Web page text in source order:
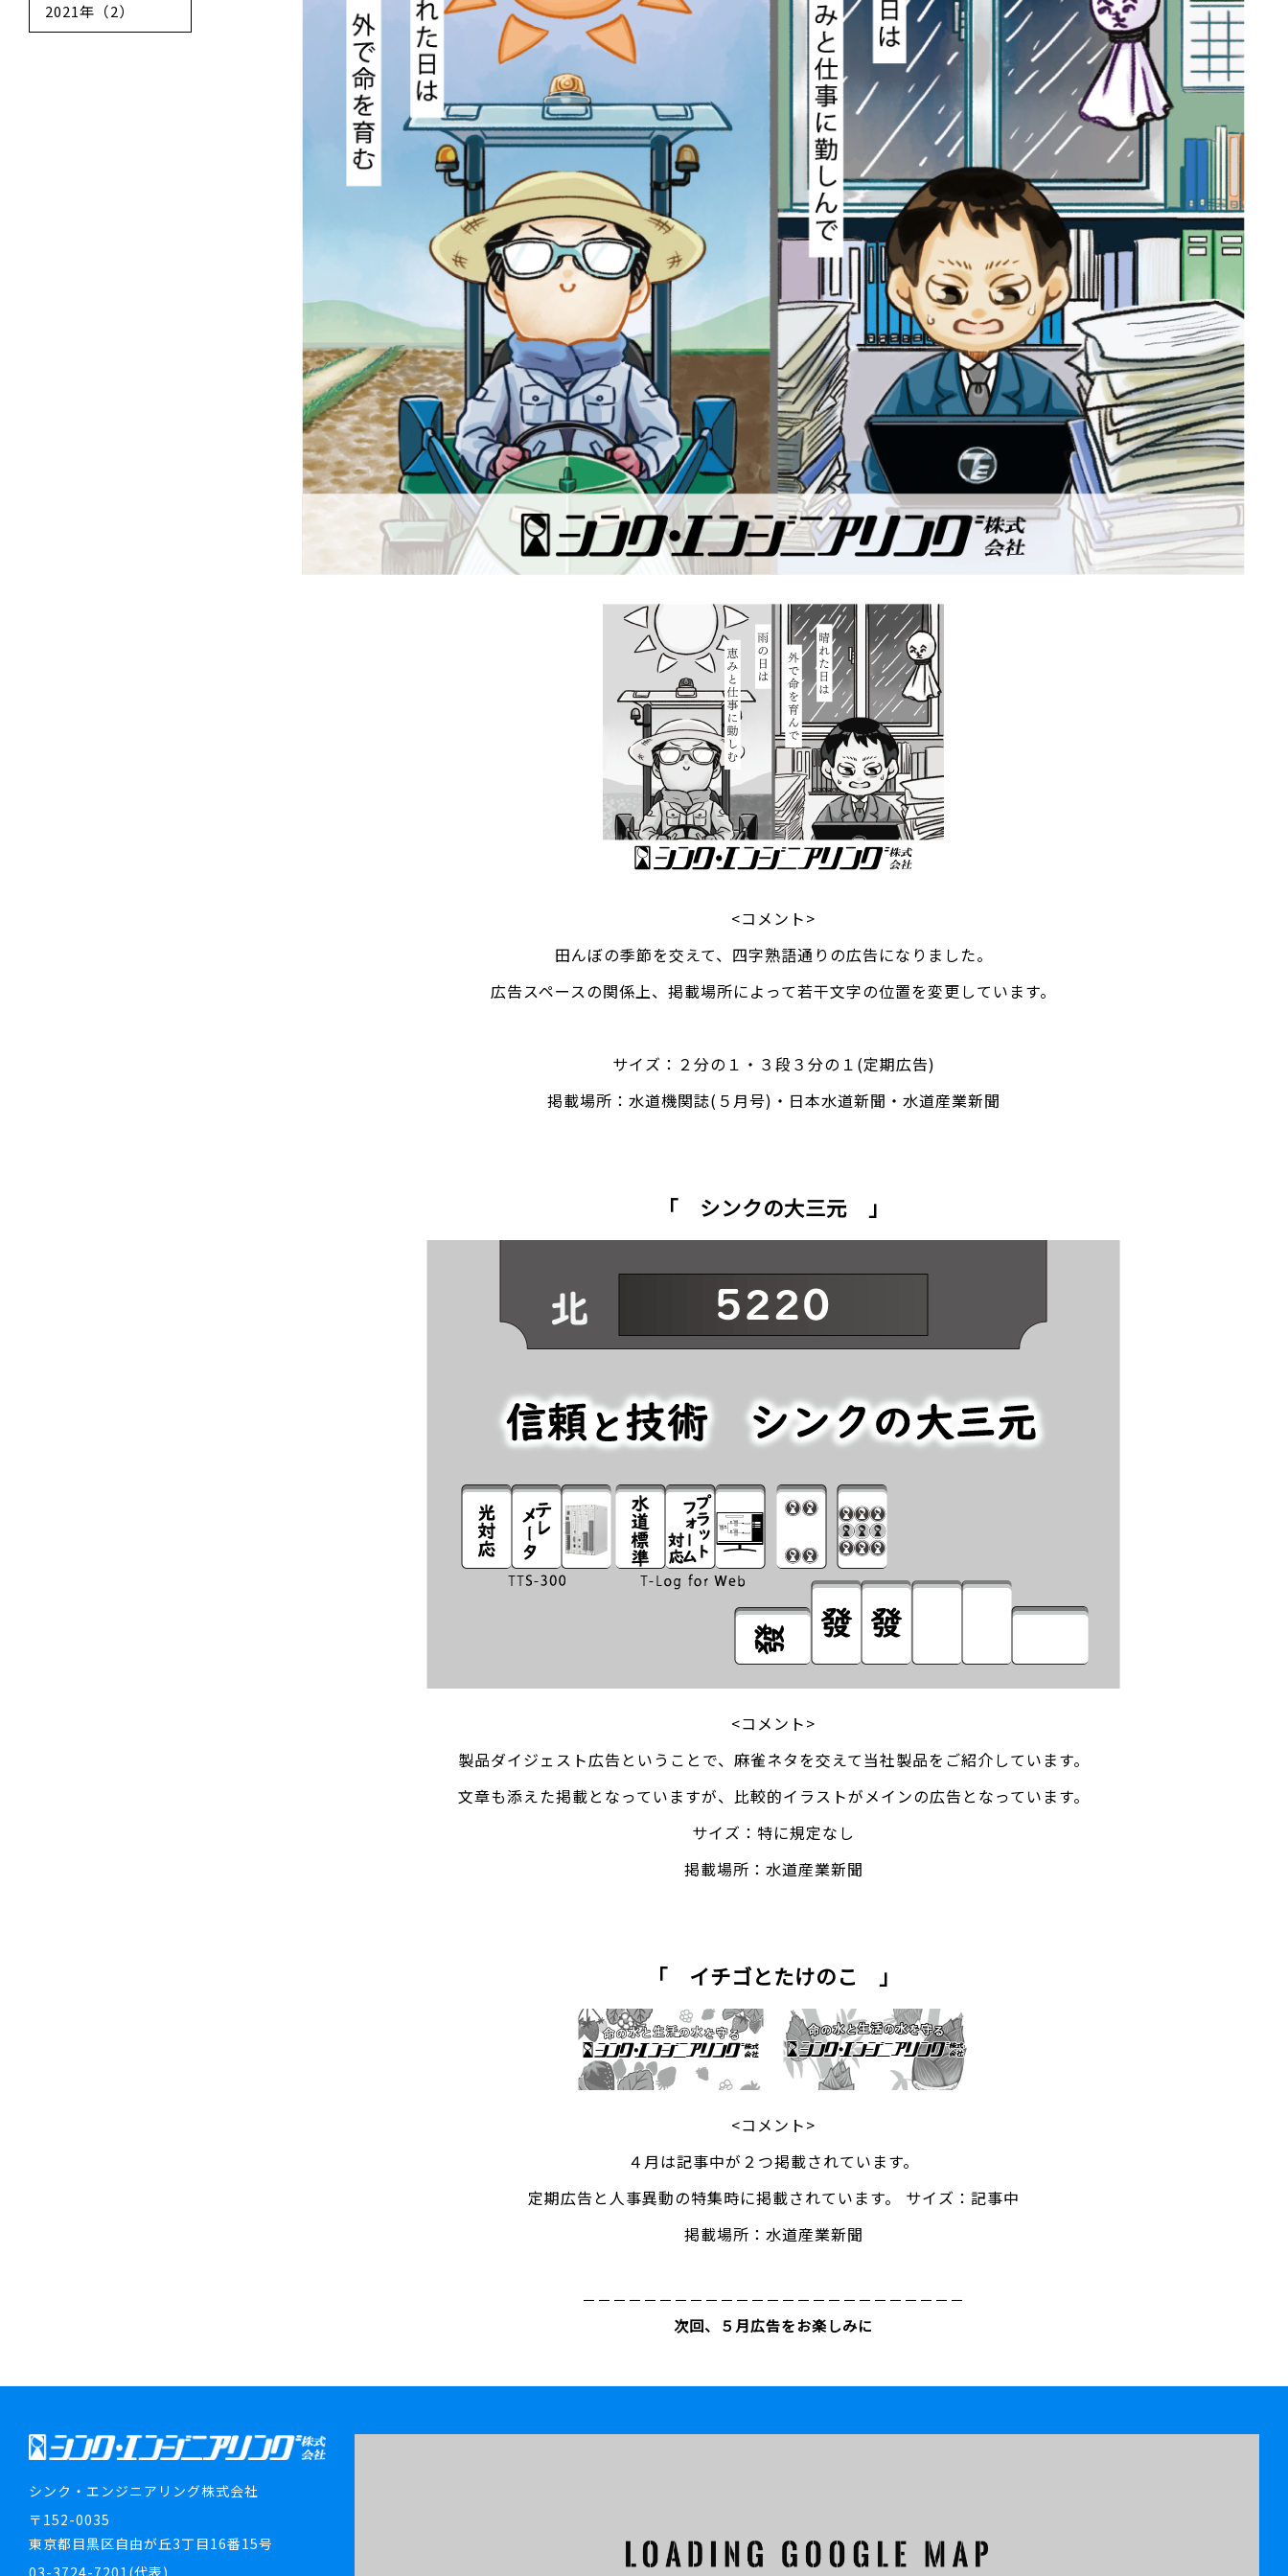
<コメント>
田んぼの季節を交えて、四字熟語通りの広告になりました。
広告スペースの関係上、掲載場所によって若干文字の位置を変更しています。
サイズ：２分の１・３段３分の１(定期広告)
掲載場所：水道機関誌(５月号)・日本水道新聞・水道産業新聞
「 シンクの大三元 」
<コメント>
製品ダイジェスト広告ということで、麻雀ネタを交えて当社製品をご紹介しています。
文章も添えた掲載となっていますが、比較的イラストがメインの広告となっています。
サイズ：特に規定なし
掲載場所：水道産業新聞
「 イチゴとたけのこ 」
<コメント>
４月は記事中が２つ掲載されています。
定期広告と人事異動の特集時に掲載されています。 サイズ：記事中
掲載場所：水道産業新聞
－－－－－－－－－－－－－－－－－－－－－－－－－
次回、５月広告をお楽しみに
2021年（2）
シンク・エンジニアリング株式会社
〒152-0035
東京都目黒区自由が丘3丁目16番15号
03-3724-7201(代表)